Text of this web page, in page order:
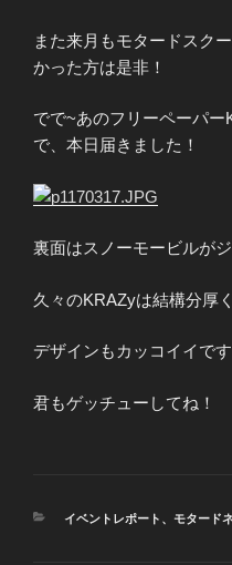
また来月もモタードスク
かった方は是非！
でで~あのフリーペーパー
で、本日届きました！
裏面はスノーモービルが
久々のKRAZyは結構分厚
デザインもカッコイイで
君もゲッチューしてね！
カ
イベントレポート 、 モタード